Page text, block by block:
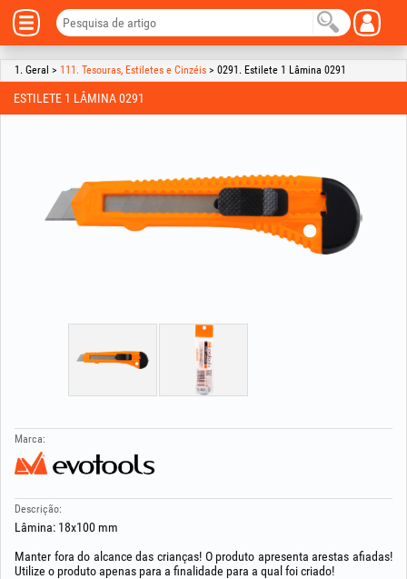
1. Geral > 111. Tesouras, Estiletes e Cinzéis > 0291. Estilete 1 Lâmina 0291
ESTILETE 1 LÂMINA 0291
Marca:
Descrição:
Lâmina: 18x100 mm
Manter fora do alcance das crianças! O produto apresenta arestas afiadas!
Utilize o produto apenas para a finalidade para a qual foi criado!